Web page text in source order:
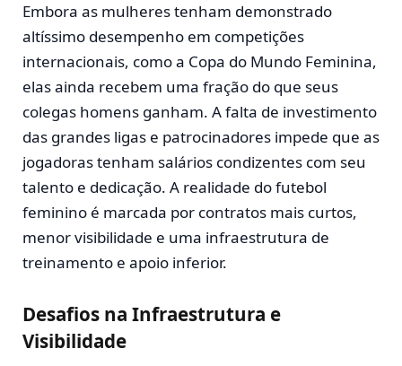
Embora as mulheres tenham demonstrado
altíssimo desempenho em competições
internacionais, como a Copa do Mundo Feminina,
elas ainda recebem uma fração do que seus
colegas homens ganham. A falta de investimento
das grandes ligas e patrocinadores impede que as
jogadoras tenham salários condizentes com seu
talento e dedicação. A realidade do futebol
feminino é marcada por contratos mais curtos,
menor visibilidade e uma infraestrutura de
treinamento e apoio inferior​.
Desafios na Infraestrutura e
Visibilidade